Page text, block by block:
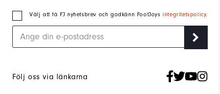
Välj att få FJ nyhetsbrev och godkänn FootJoysintegritetspolicy.
Följ oss via länkarna